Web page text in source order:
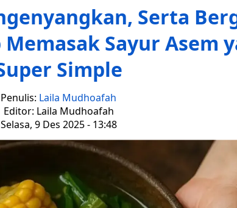
Serta
Sayur Asem
Simple
Penulis: Laila Mudhoafah
Editor: Laila Mudhoafah
Selasa, 9 Des 2025 - 13:48